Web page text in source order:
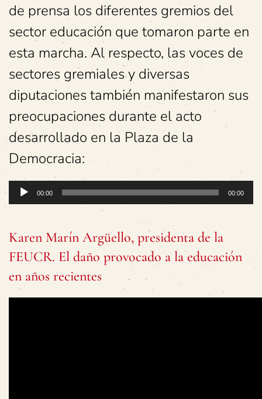
de prensa los diferentes gremios del
sector educación que tomaron parte en
esta marcha. Al respecto, las voces de
sectores gremiales y diversas
diputaciones también manifestaron sus
preocupaciones durante el acto
desarrollado en la Plaza de la
Democracia:
Reproductor
de
00:00 00:00
Karen Marín Argüello, presidenta de la
FEUCR. El daño provocado a la educación
en años recientes